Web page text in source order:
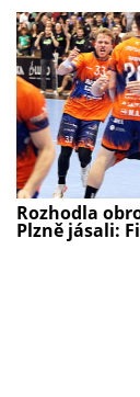
Rozhodla
Plzně jásali: